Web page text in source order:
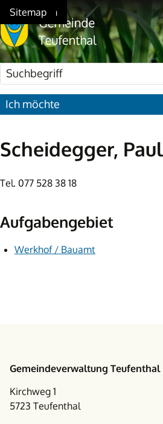
Navigieren in
Schnellnavigation
Home
Navigation
Inhalt
Suche
Sitemap
Suchbegriff
Ich möchte
Scheidegger, Paul
Tel. 077 528 38 18
Aufgabengebiet
Werkhof / Bauamt
Gemeindeverwaltung Teufenthal
Kirchweg 1
5723 Teufenthal